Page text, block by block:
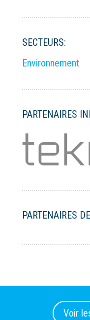
SECTEURS:
Environnement
PARTENAIRES
PARTENAIRES
Voir